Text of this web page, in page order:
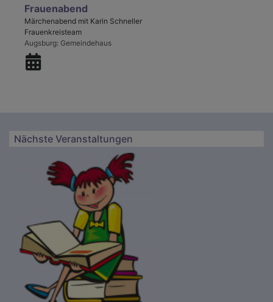
Frauenabend
Märchenabend mit Karin Schneller
Frauenkreisteam
Augsburg Gemeindehaus
Nächste Veranstaltungen